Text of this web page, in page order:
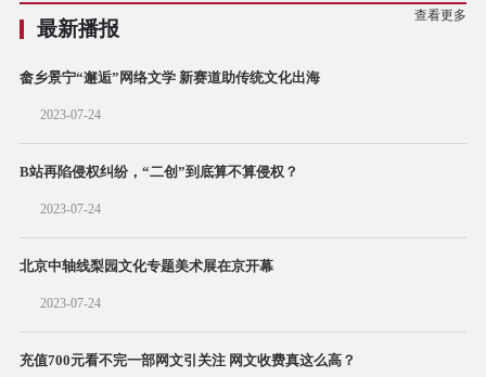
最新播报
查看更多
畲乡景宁“邂逅”网络文学 新赛道助传统文化出海
2023-07-24
B站再陷侵权纠纷，“二创”到底算不算侵权？
2023-07-24
北京中轴线梨园文化专题美术展在京开幕
2023-07-24
充值700元看不完一部网文引关注 网文收费真这么高？